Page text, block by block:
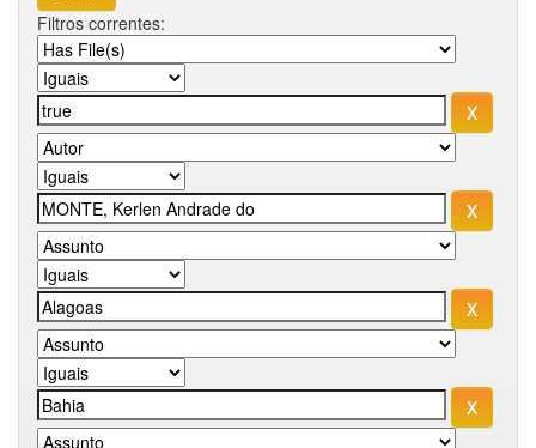
Filtros correntes: